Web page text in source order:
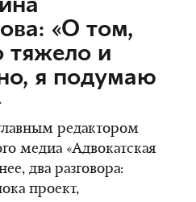
«О том,
тяжело и
я подумаю
редактором
медиа «Адвокатская
два разговора:
проект,